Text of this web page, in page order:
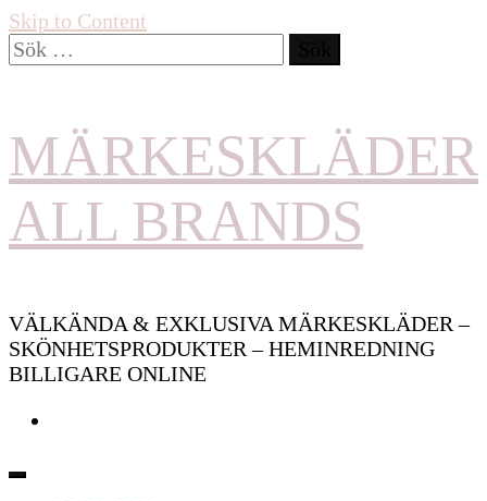
Skip to Content
Sök
efter:
MÄRKESKLÄDER
ALL BRANDS
VÄLKÄNDA & EXKLUSIVA MÄRKESKLÄDER –
SKÖNHETSPRODUKTER – HEMINREDNING
BILLIGARE ONLINE